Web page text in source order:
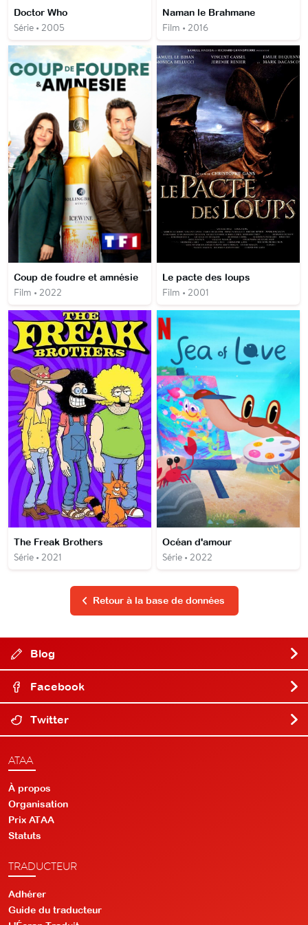
Doctor Who
Série • 2005
Naman le Brahmane
Film • 2016
Coup de foudre et amnésie
Film • 2022
Le pacte des loups
Film • 2001
The Freak Brothers
Série • 2021
Océan d'amour
Série • 2022
Retour à la base de données
Blog
Facebook
Twitter
ATAA
À propos
Organisation
Prix ATAA
Statuts
TRADUCTEUR
Adhérer
Guide du traducteur